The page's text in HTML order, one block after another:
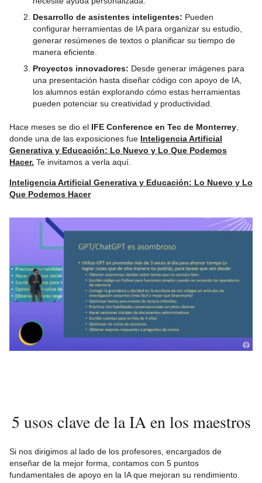
Desarrollo de asistentes inteligentes: Pueden
configurar herramientas de IA para organizar su estudio,
generar resúmenes de textos o planificar su tiempo de
manera eficiente.
Proyectos innovadores: Desde generar imágenes para
una presentación hasta diseñar código con apoyo de IA,
los alumnos están explorando cómo estas herramientas
pueden potenciar su creatividad y productividad.
Hace meses se dio el IFE Conference en Tec de Monterrey
donde una de las exposiciones fue Inteligencia Artificial
Generativa y Educación: Lo Nuevo y Lo Que Podemos
Hacer. Te invitamos a verla aquí.
Inteligencia Artificial Generativa y Educación: Lo Nuevo y Lo
Que Podemos Hacer
5 usos clave de la IA en los maestros
Si nos dirigimos al lado de los profesores, encargados de
enseñar de la mejor forma, contamos con 5 puntos
fundamentales de apoyo en la IA que mejoran su rendimiento.